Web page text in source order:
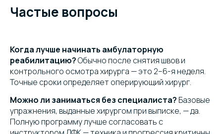
Частые вопросы
Когда лучше начинать амбулаторную
реабилитацию?Обычно после снятия швов и
контрольного осмотра хирурга — это 2–6-я неделя.
Точные сроки определяет оперирующий хирург.
Можно ли заниматься без специалиста? Базовые
упражнения, выданные хирургом при выписке, — да.
Полную программу лучше согласовать с